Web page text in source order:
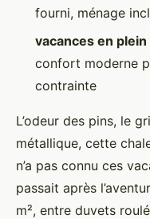
fourni, ménage
vacances en plein
confort moderne
contrainte
L’odeur des pins, le
métallique, cette
n’a pas connu ces
passait après
m², entre duvets